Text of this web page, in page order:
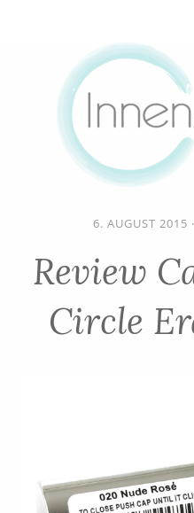
6. AUGUST 2015 ·
Review
Circle